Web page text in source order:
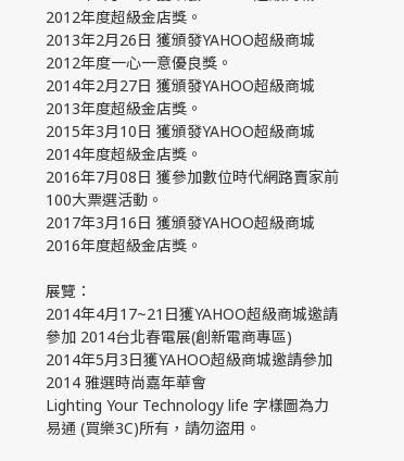
2012年度超級金店獎。
2013年2月26日 獲頒發YAHOO超級商城
2012年度一心一意優良獎。
2014年2月27日 獲頒發YAHOO超級商城
2013年度超級金店獎。
2015年3月10日 獲頒發YAHOO超級商城
2014年度超級金店獎。
2016年7月08日 獲參加數位時代網路賣家前
100大票選活動。
2017年3月16日 獲頒發YAHOO超級商城
2016年度超級金店獎。
展覽：
2014年4月17~21日獲YAHOO超級商城邀請
參加 2014台北春電展(創新電商專區)
2014年5月3日獲YAHOO超級商城邀請參加
2014 雅選時尚嘉年華會
Lighting Your Technology life 字樣圖為力
易通 (買樂3C)所有，請勿盜用。